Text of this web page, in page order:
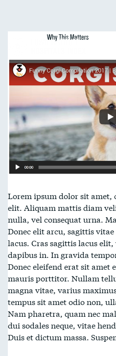
Why This Matters
Lorem ipsum dolor sit amet,
elit. Aliquam mattis diam
nulla, vel consequat urna.
Donec elit arcu, sagittis
lacus. Cras sagittis lacus
dapibus in. In gravida
Donec eleifend erat sit amet
mauris porttitor. Nullam
magna vitae, varius
tempus sit amet odio non,
Nam pharetra, quam nec
dui sodales neque, vitae
Duis et dictum massa.